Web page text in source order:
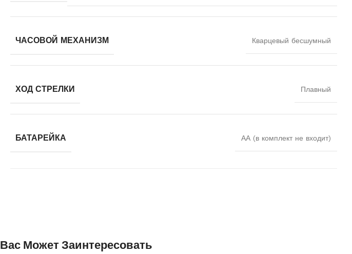
ЧАСОВОЙ МЕХАНИЗМ Кварцевый бесшумный
ХОД СТРЕЛКИ Плавный
БАТАРЕЙКА АА (в комплект не входит)
Вас Может Заинтересовать